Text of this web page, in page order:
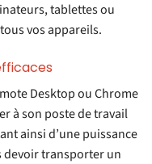
tablettes ou
vos appareils.
Desktop ou Chrome
à son poste de travail
ainsi d’une puissance
devoir transporter un